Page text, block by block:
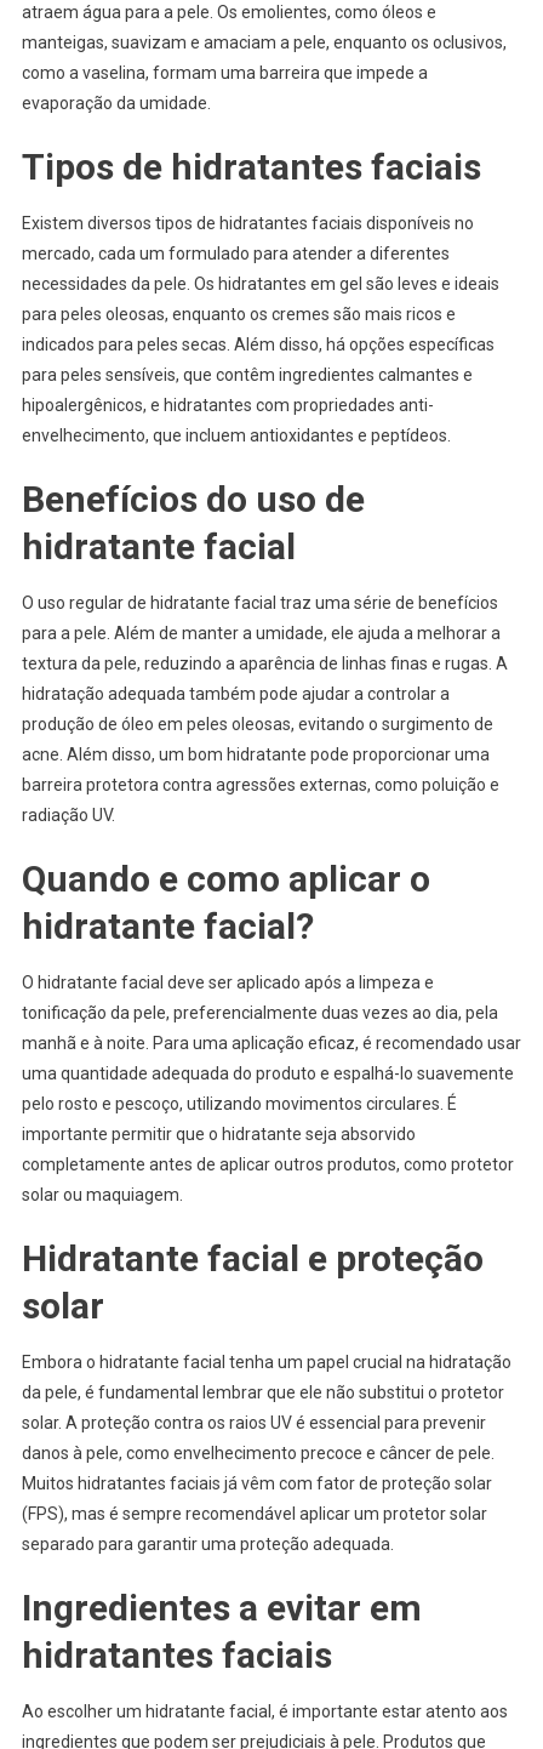
atraem água para a pele. Os emolientes, como óleos e
manteigas, suavizam e amaciam a pele, enquanto os oclusivos,
como a vaselina, formam uma barreira que impede a
evaporação da umidade.
Tipos de hidratantes faciais
Existem diversos tipos de hidratantes faciais disponíveis no
mercado, cada um formulado para atender a diferentes
necessidades da pele. Os hidratantes em gel são leves e ideais
para peles oleosas, enquanto os cremes são mais ricos e
indicados para peles secas. Além disso, há opções específicas
para peles sensíveis, que contêm ingredientes calmantes e
hipoalergênicos, e hidratantes com propriedades anti-
envelhecimento, que incluem antioxidantes e peptídeos.
Benefícios do uso de
hidratante facial
O uso regular de hidratante facial traz uma série de benefícios
para a pele. Além de manter a umidade, ele ajuda a melhorar a
textura da pele, reduzindo a aparência de linhas finas e rugas. A
hidratação adequada também pode ajudar a controlar a
produção de óleo em peles oleosas, evitando o surgimento de
acne. Além disso, um bom hidratante pode proporcionar uma
barreira protetora contra agressões externas, como poluição e
radiação UV.
Quando e como aplicar o
hidratante facial?
O hidratante facial deve ser aplicado após a limpeza e
tonificação da pele, preferencialmente duas vezes ao dia, pela
manhã e à noite. Para uma aplicação eficaz, é recomendado usar
uma quantidade adequada do produto e espalhá-lo suavemente
pelo rosto e pescoço, utilizando movimentos circulares. É
importante permitir que o hidratante seja absorvido
completamente antes de aplicar outros produtos, como protetor
solar ou maquiagem.
Hidratante facial e proteção
solar
Embora o hidratante facial tenha um papel crucial na hidratação
da pele, é fundamental lembrar que ele não substitui o protetor
solar. A proteção contra os raios UV é essencial para prevenir
danos à pele, como envelhecimento precoce e câncer de pele.
Muitos hidratantes faciais já vêm com fator de proteção solar
(FPS), mas é sempre recomendável aplicar um protetor solar
separado para garantir uma proteção adequada.
Ingredientes a evitar em
hidratantes faciais
Ao escolher um hidratante facial, é importante estar atento aos
ingredientes que podem ser prejudiciais à pele. Produtos que